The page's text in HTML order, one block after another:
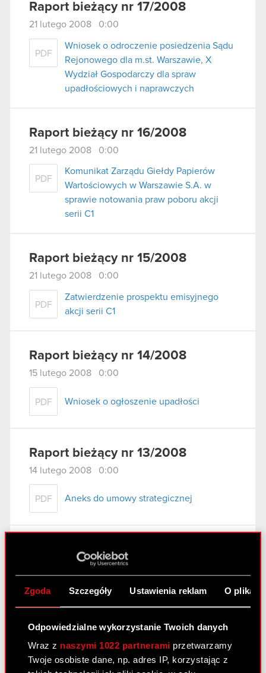
Zgoda Szczegóły Ustawienia reklam O
Odpowiedzialne wykorzystanie Twoich danych
Wraz z naszymi 1022 partnerami przetwarzamy
Twoje osobiste dane, np. adres IP, korzystając z
Raport bieżący nr 17/2008
21 lutego 2008 0:00
PDF
Wniosek o odroczenie posiedzenia Sądu
Rejonowego dla m.st. Warszawie, X
Wydział Gospodarczy dla spraw
upadłościowych i naprawczych
Raport bieżący nr 16/2008
21 lutego 2008 0:00
PDF
Komunikat Zarządu Giełdy Papierów
Wartościowych w Warszawie S.A. w
sprawie notowania praw poboru akcji
serii C1
Raport bieżący nr 15/2008
21 lutego 2008 0:00
PDF
Zatwierdzenie prospektu emisyjnego
akcji serii C1
Raport bieżący nr 14/2008
15 lutego 2008 0:00
PDF Wniosek o ogłoszenie upadłości
Raport bieżący nr 13/2008
14 lutego 2008 0:00
PDF Aneks do umowy strategicznej
Raport bieżący nr 12/2008
7 lutego 2008 0:00
PDF
Korekta jednostkowego sprawozdania
Raport bieżący nr 11/2008
6 lutego 2008 0:00